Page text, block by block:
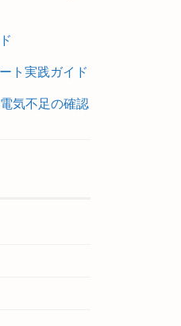
ト実践ガイド
気不足の確認